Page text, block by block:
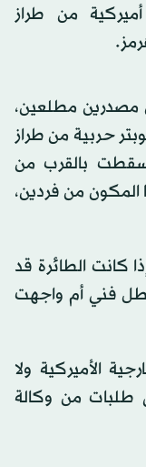
‌من ‌طراز
مصدرين مطلعين،
حربية من طراز
سقطت بالقرب من
من فردين،
كانت الطائرة قد
فني أم واجهت
الأميركية ولا
طلبات ​من ​وكالة